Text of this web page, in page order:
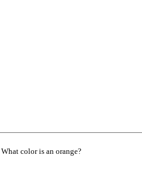
What color is an orange?